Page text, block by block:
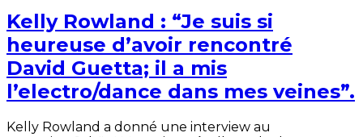
Kelly Rowland : “Je suis si
heureuse d’avoir rencontré
David Guetta; il a mis
l’electro/dance dans mes veines”.
Kelly Rowland a donné une interview au